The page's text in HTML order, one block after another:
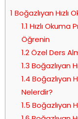
1 Boğazlıyan Hızlı
1.1 Hızlı Okuma
Öğrenin
1.2Özel Ders
1.3 Boğazlıyan
1.4 Boğazlıyan
Nelerdir?
1.5 Boğazlıyan